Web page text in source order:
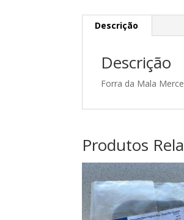
Descrição
Descrição
Forra da Mala
Produtos